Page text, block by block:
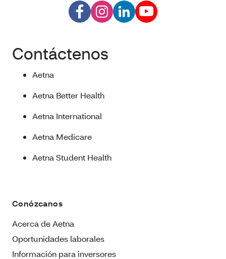
Contáctenos
Aetna
Aetna Better Health
Aetna International
Aetna Medicare
Aetna Student Health
Conózcanos
Acerca de Aetna
Oportunidades laborales
Información para inversores